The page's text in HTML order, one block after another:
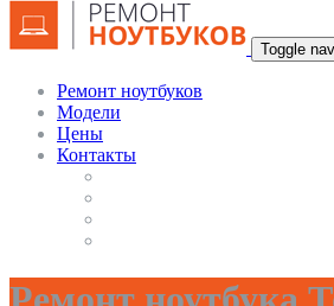
Toggle
Ремонт ноутбуков
Модели
Цены
Контакты